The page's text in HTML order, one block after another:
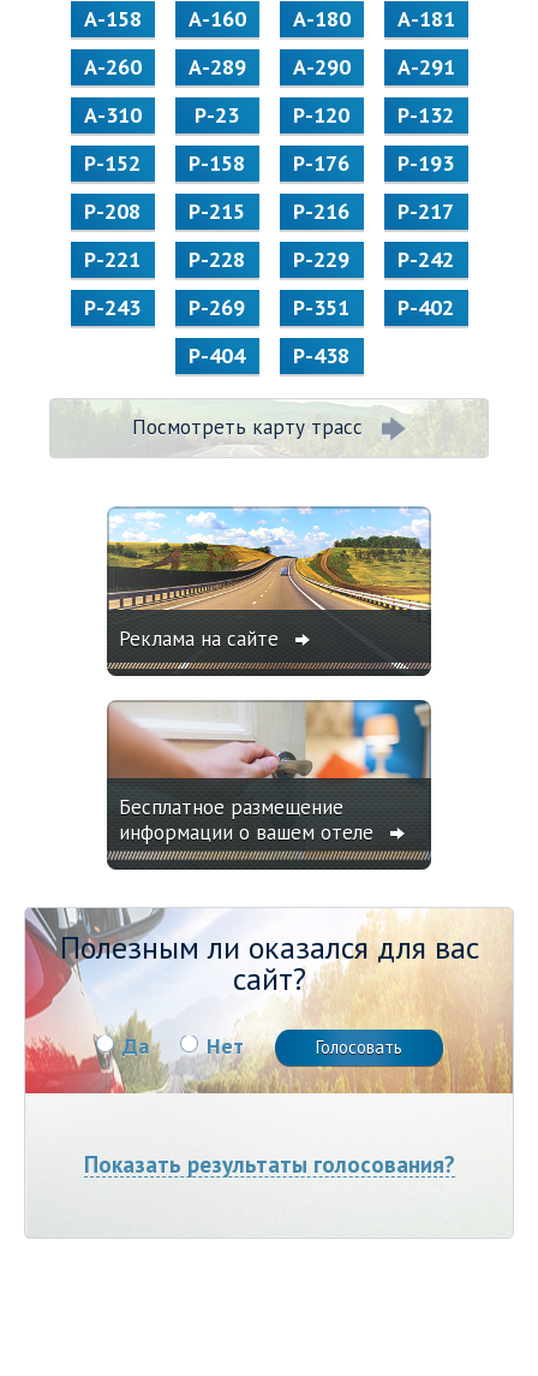
А-158
А-160 А-180
А-181
А-260
А-289 А-290
А-291
А-310
Р-23 Р-120
Р-132
Р-152
Р-158 Р-176
Р-193
Р-208
Р-215 Р-216
Р-217
Р-221
Р-228 Р-229
Р-242
Р-243
Р-269 Р-351
Р-402
Р-404
Р-438
Посмотреть карту трасс
Реклама на сайте
Бесплатное размещение
информации о вашем отеле
Полезным ли оказался для вас
сайт?
Да Нет
Показать результаты голосования?